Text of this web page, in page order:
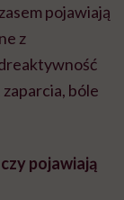
pojawiają
z
bóle
pojawiają